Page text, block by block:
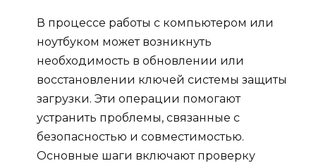
В процессе работы с компьютером или
ноутбуком может возникнуть
необходимость в обновлении или
восстановлении ключей системы защиты
загрузки. Эти операции помогают
устранить проблемы, связанные с
безопасностью и совместимостью.
Основные шаги включают проверку